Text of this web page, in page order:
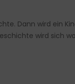
Dann wird ein
wird sich